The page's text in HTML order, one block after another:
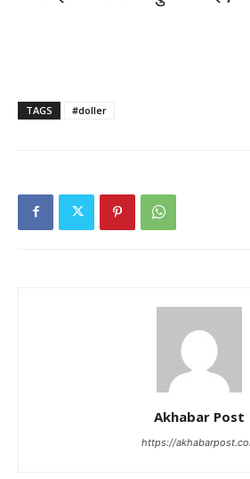
TAGS #doller
Akhabar Post
https://